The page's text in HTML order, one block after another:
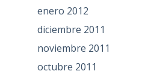
enero 2012
diciembre 2011
noviembre 2011
octubre 2011